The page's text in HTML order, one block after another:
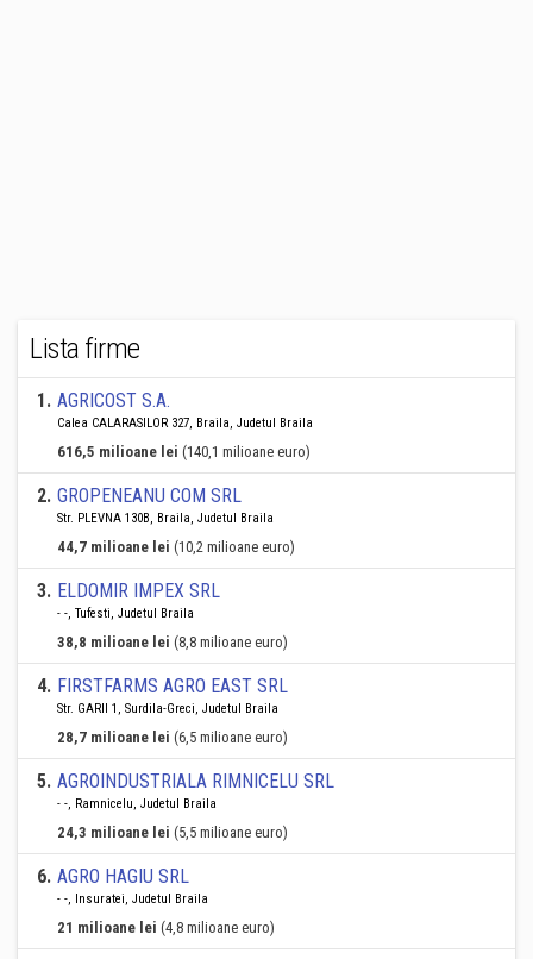
Lista firme
1. AGRICOST S.A.
Calea CALARASILOR 327, Braila, Judetul Braila
616,5 milioane lei (140,1 milioane euro)
2. GROPENEANU COM SRL
Str. PLEVNA 130B, Braila, Judetul Braila
44,7 milioane lei (10,2 milioane euro)
3. ELDOMIR IMPEX SRL
- -, Tufesti, Judetul Braila
38,8 milioane lei (8,8 milioane euro)
4. FIRSTFARMS AGRO EAST SRL
Str. GARII 1, Surdila-Greci, Judetul Braila
28,7 milioane lei (6,5 milioane euro)
5. AGROINDUSTRIALA RIMNICELU SRL
- -, Ramnicelu, Judetul Braila
24,3 milioane lei (5,5 milioane euro)
6. AGRO HAGIU SRL
- -, Insuratei, Judetul Braila
21 milioane lei (4,8 milioane euro)